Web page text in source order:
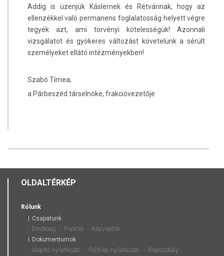
Addig is üzenjük Káslernek és Rétvárinak, hogy az
ellenzékkel való permanens foglalatosság helyett végre
tegyék azt, ami törvényi kötelességük! Azonnali
vizsgálatot és gyökeres változást követelünk a sérült
személyeket ellátó intézményekben!
Szabó Tímea,
a Párbeszéd társelnöke, frakcióvezetője
OLDALTÉRKÉP
Rólunk
Csapatunk
Elnökség
Frakció
Képviselők
Dokumentumok
Alapító nyilatkozat
Politikai nyilatkozat
Alapszabály